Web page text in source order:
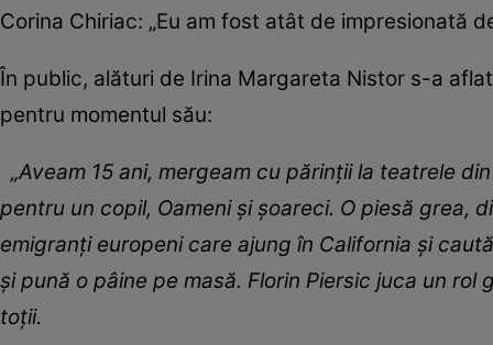
Corina Chiriac: „Eu am fost atât de impresionată
În public, alături de Irina Margareta Nistor s-a
pentru momentul său:
„Aveam 15 ani, mergeam cu părinții la teatrele
pentru un copil, Oameni și șoareci. O piesă grea,
emigranți europeni care ajung în California și
și pună o pâine pe masă. Florin Piersic juca un
toții.